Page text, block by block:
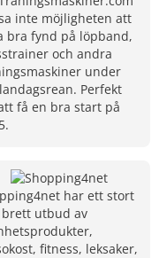
inte möjligheten att
bra fynd på löpband,
och andra
under
Perfekt
få en bra start på
har ett stort
brett utbud av
fitness, leksaker,